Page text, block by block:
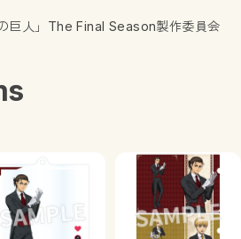
巨人」The Final Season製作委員会